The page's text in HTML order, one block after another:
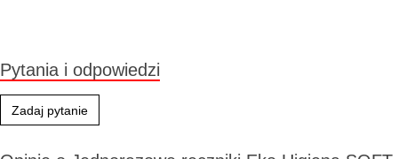
Pytania i odpowiedzi
Zadaj pytanie